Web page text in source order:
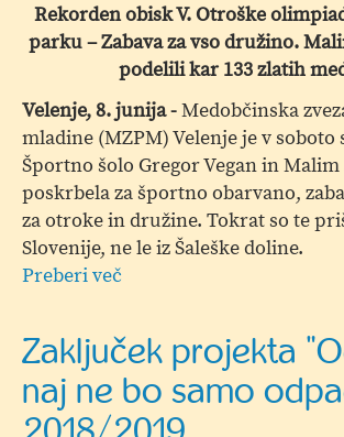
Rekorden obisk V. Otroške
parku – Zabava za vso družino.
podelili kar 133 zlatih
Velenje, 8. junija -Medobčinska
mladine (MZPM) Velenje je v soboto
Športno šolo Gregor Vegan in
poskrbela za športno obarvano,
za otroke in družine. Tokrat so te
Slovenije, ne le iz Šaleške doline.
Preberi več
Otroška
olimpiada
v
Sončnem
Zaključek projekta
naj ne bo samo